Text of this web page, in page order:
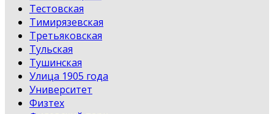
Тестовская
Тимирязевская
Третьяковская
Тульская
Тушинская
Улица 1905 года
Университет
Физтех